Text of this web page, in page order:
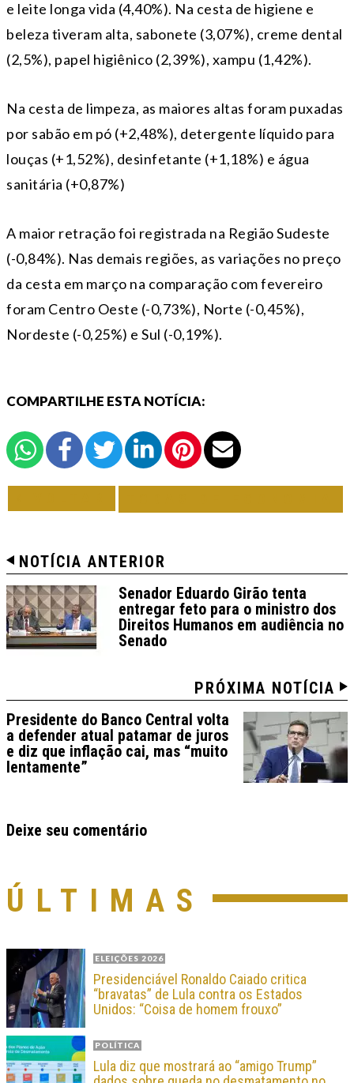
e leite longa vida (4,40%). Na cesta de higiene e
beleza tiveram alta, sabonete (3,07%), creme dental
(2,5%), papel higiênico (2,39%), xampu (1,42%).
Na cesta de limpeza, as maiores altas foram puxadas
por sabão em pó (+2,48%), detergente líquido para
louças (+1,52%), desinfetante (+1,18%) e água
sanitária (+0,87%)
A maior retração foi registrada na Região Sudeste
(-0,84%). Nas demais regiões, as variações no preço
da cesta em março na comparação com fevereiro
foram Centro Oeste (-0,73%), Norte (-0,45%),
Nordeste (-0,25%) e Sul (-0,19%).
COMPARTILHE ESTA NOTÍCIA:
NOTÍCIA ANTERIOR
Senador Eduardo Girão tenta
entregar feto para o ministro dos
Direitos Humanos em audiência no
Senado
PRÓXIMA NOTÍCIA
Presidente do Banco Central volta
a defender atual patamar de juros
e diz que inflação cai, mas “muito
lentamente”
Deixe seu comentário
ÚLTIMAS
ELEIÇÕES 2026
Presidenciável Ronaldo Caiado critica
“bravatas” de Lula contra os Estados
Unidos: “Coisa de homem frouxo”
POLÍTICA
Lula diz que mostrará ao “amigo Trump”